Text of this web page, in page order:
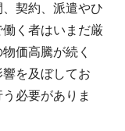
契約、派遣やひ
く者はいまだ厳
価高騰が続く
を及ぼしてお
必要がありま